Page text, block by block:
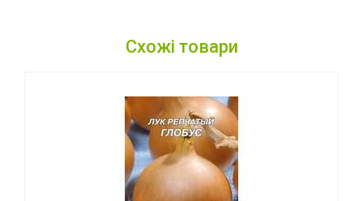
Схожі товари